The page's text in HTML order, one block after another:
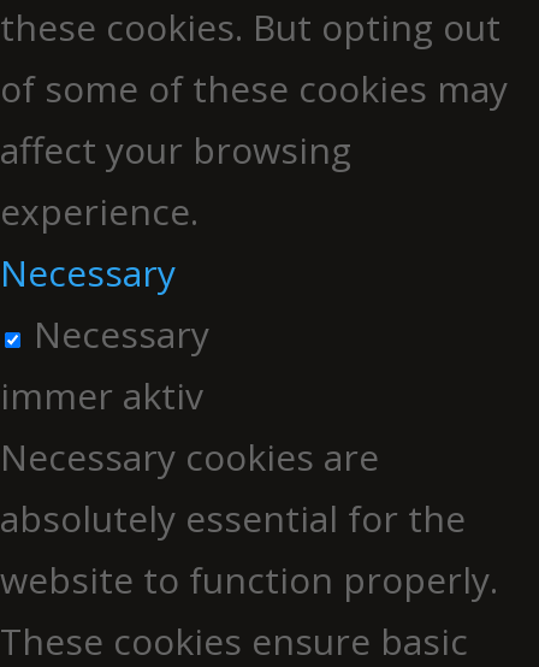
these cookies. But opting out
of some of these cookies may
affect your browsing
experience.
Necessary
Necessary
immer aktiv
Necessary cookies are
absolutely essential for the
website to function properly.
These cookies ensure basic